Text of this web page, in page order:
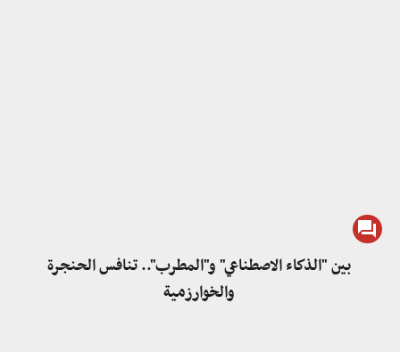
بين "الذكاء الاصطناعي" و"المطرب".. تنافس الحنجرة
والخوارزمية